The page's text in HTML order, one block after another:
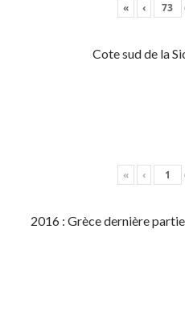
« ‹
Cote sud de la
« ‹
2016 : Grèce dernière